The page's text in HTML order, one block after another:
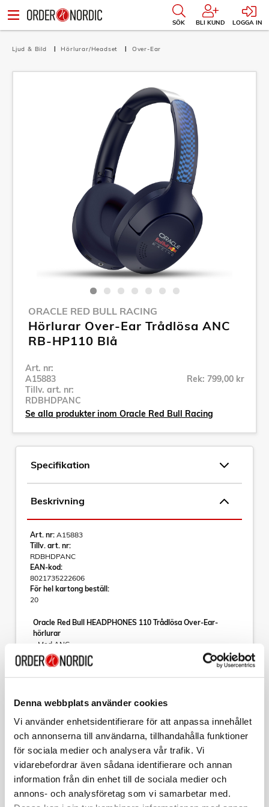
Denna webbplats använder cookies
Vi använder enhetsidentifierare för att anpassa innehållet
och annonserna till användarna, tillhandahålla funktioner
för sociala medier och analysera vår trafik. Vi
vidarebefordrar även sådana identifierare och annan
information från din enhet till de sociala medier och
annons- och analysföretag som vi samarbetar med.
SÖK BLI KUND LOGGA IN
Ljud & Bild Hörlurar/Headset Over-Ear
ORACLE RED BULL RACING
Hörlurar Over-Ear Trådlösa ANC
RB-HP110 Blå
Art. nr:
A15883
Tillv. art. nr:
RDBHDPANC
Rek: 799,00 kr
Se alla produkter inom Oracle Red Bull Racing
Specifikation
Beskrivning
Art. nr: A15883
Tillv. art. nr:
RDBHDPANC
EAN-kod:
8021735222606
För hel kartong beställ:
20
Oracle Red Bull HEADPHONES 110 Trådlösa Over-Ear-
hörlurar
- Med ANC
Oracle Red Bull – Power on
uppleva dina speciella stunder.
Högteknologisk kvalitet, modern design, avancerade
funktioner: detta breda urval av ORACLE RED BULL RACING-
enheter har skapats för att inte svika förväntningarna hos
fans av musik och innovativa ljud.
Energi, komfort och frihet att lyssna.
De nya trådlösa On-ear-hörlurarna från Oracle Red Bull är
utformade för dig som alltid är på språng men inte vill ge
avkall på ljudkvaliteten. Komfort, kraft och kontroll förenas i
Tillbehör Kollektion
CHAMPION